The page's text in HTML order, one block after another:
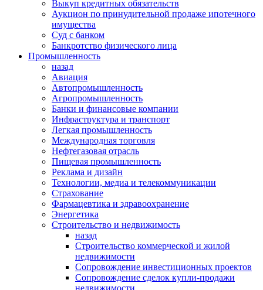
Выкуп кредитных обязательств
Аукцион по принудительной продаже ипотечного
имущества
Суд с банком
Банкротство физического лица
Промышленность
назад
Авиация
Автопромышленность
Агропромышленность
Банки и финансовые компании
Инфраструктура и транспорт
Легкая промышленность
Международная торговля
Нефтегазовая отрасль
Пищевая промышленность
Реклама и дизайн
Технологии, медиа и телекоммуникации
Страхование
Фармацевтика и здравоохранение
Энергетика
Строительство и недвижимость
назад
Строительство коммерческой и жилой
недвижимости
Сопровождение инвестиционных проектов
Сопровождение сделок купли-продажи
недвижимости